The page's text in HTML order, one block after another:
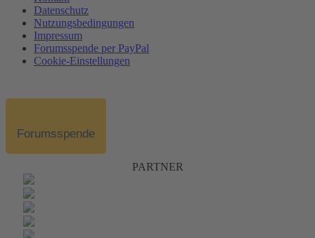
Datenschutz
Nutzungsbedingungen
Impressum
Forumsspende per PayPal
Cookie-Einstellungen
Forumsspende
PARTNER